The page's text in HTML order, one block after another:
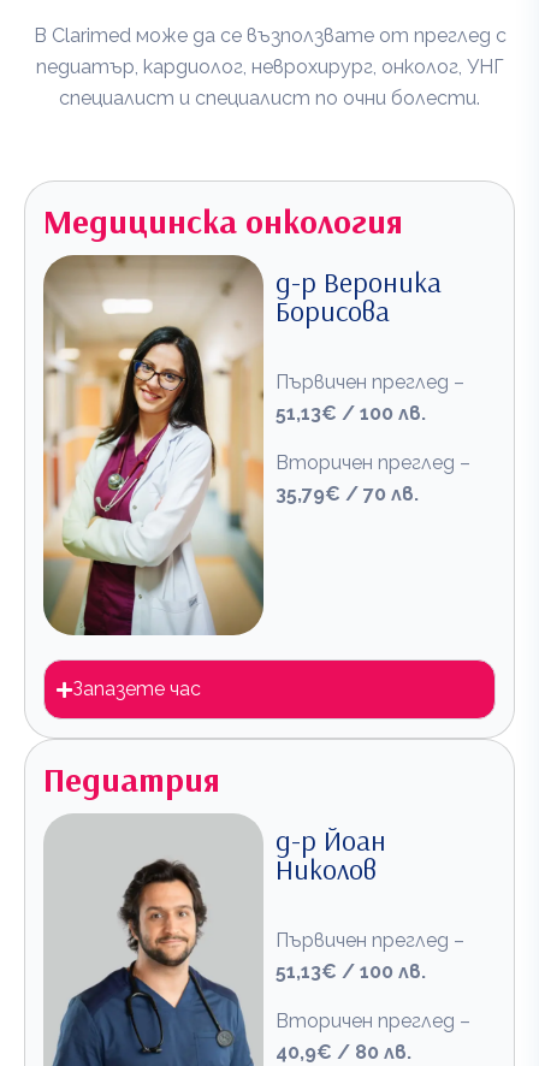
В Clarimed може да се възползвате от преглед с
педиатър, кардиолог, неврохирург, онколог, УНГ
специалист и специалист по очни болести.
Медицинска онкология
д-р Вероника
Борисова
Първичен преглед –
51,13€ / 100 лв.
Вторичен преглед –
35,79€ / 70 лв.
Запазете час
Педиатрия
д-р Йоан
Николов
Първичен преглед –
51,13€ / 100 лв.
Вторичен преглед –
40,9€ / 80 лв.